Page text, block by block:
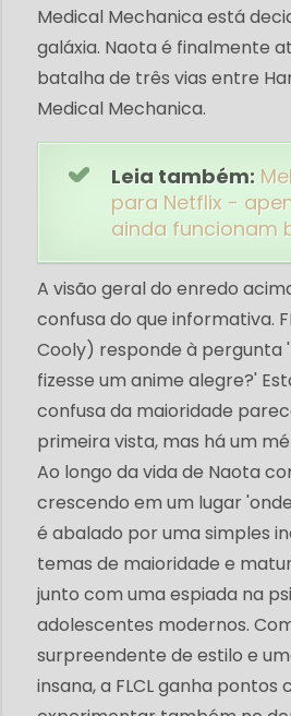
Medical Mechanica está
galáxia. Naota é finalmente
batalha de três vias entre
Medical Mechanica.
Leia também:
para Netflix -
ainda funcionam
A visão geral do enredo
confusa do que informativa.
Cooly) responde à pergunta
fizesse um anime alegre?'
confusa da maioridade
primeira vista, mas há um
Ao longo da vida de Naota
crescendo em um lugar
é abalado por uma simples
temas de maioridade e
junto com uma espiada na
adolescentes modernos.
surpreendente de estilo e
insana, a FLCL ganha